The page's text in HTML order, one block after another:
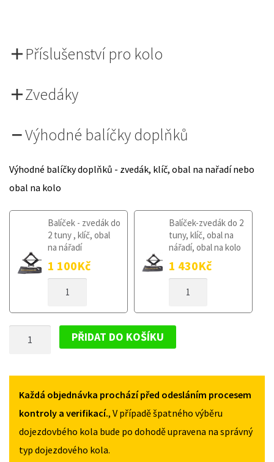
Příslušenství pro kolo
Zvedáky
Výhodné balíčky doplňků
Výhodné balíčky doplňků - zvedák, klíč, obal na nařadí nebo
obal na kolo
Balíček - zvedák do
2 tuny , klíč, obal
na nářadí
1 100Kč
KOLO
OD
Balíček-zvedák do 2
tuny, klíč, obal na
nářadí, obal na kolo
1 430Kč
KOLO
OD
308
OD
125/80R17
MNOŽSTVÍ
PŘIDAT DO KOŠÍKU
Každá objednávka prochází před odesláním procesem
kontroly a verifikací., V případě špatného výběru
dojezdovbého kola bude po dohodě upravena na správný
typ dojezdového kola.